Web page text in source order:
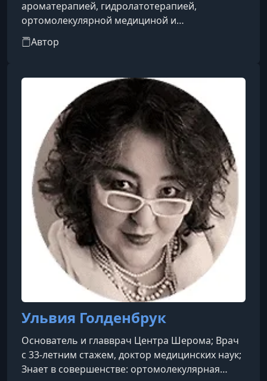
ароматерапией, гидролатотерапией,
ортомолекулярной медициной и
футрефлексотерапией.
Автор
Ульвия Голденбрук
Основатель и главврач Центра Шерома; Врач
с 33-летним стажем, доктор медицинских наук;
Знает в совершенстве: ортомолекулярная